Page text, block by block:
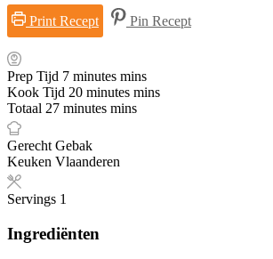
Print Recept Pin Recept
Prep Tijd 7 minutes mins
Kook Tijd 20 minutes mins
Totaal 27 minutes mins
GerechtGebak
Keuken Vlaanderen
Servings 1
Ingrediënten